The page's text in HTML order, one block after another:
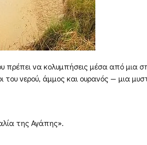
να κολυμπήσεις μέσα από μια
του νερού, άμμος και ουρανός — μια
της Αγάπης».